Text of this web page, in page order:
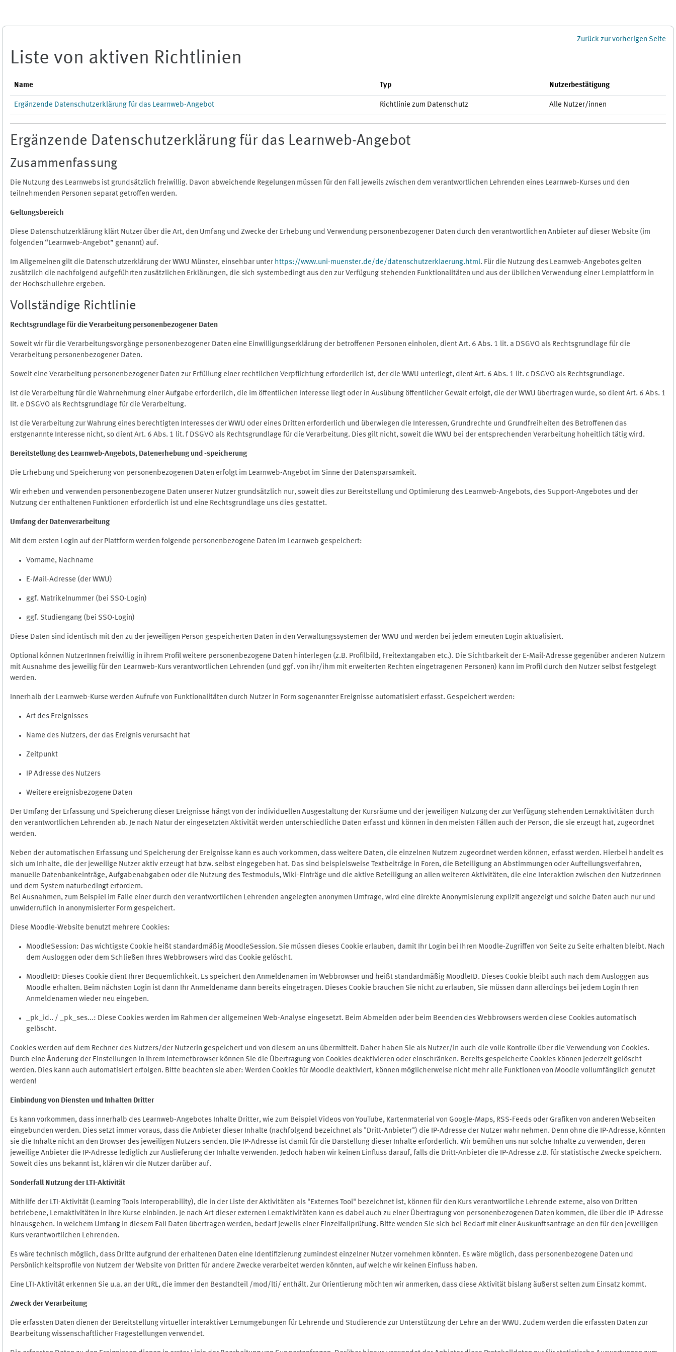
Zurück zur vorherigen Seite
Liste von aktiven Richtlinien
Name Typ Nutzerbestätigung
Ergänzende Datenschutzerklärung für das Learnweb-Angebot Richtlinie zum Datenschutz Alle Nutzer/innen
Ergänzende Datenschutzerklärung für das Learnweb-Angebot
Zusammenfassung
Die Nutzung des Learnwebs ist grundsätzlich freiwillig. Davon abweichende Regelungen müssen für den Fall jeweils zwischen dem verantwortlichen Lehrenden eines Learnweb-Kurses und den
teilnehmenden Personen separat getroffen werden.
Geltungsbereich
Diese Datenschutzerklärung klärt Nutzer über die Art, den Umfang und Zwecke der Erhebung und Verwendung personenbezogener Daten durch den verantwortlichen Anbieter auf dieser Website (im
folgenden “Learnweb-Angebot” genannt) auf.
Im Allgemeinen gilt die Datenschutzerklärung der WWU Münster, einsehbar unter https://www.uni-muenster.de/de/datenschutzerklaerung.html. Für die Nutzung des Learnweb-Angebotes gelten
zusätzlich die nachfolgend aufgeführten zusätzlichen Erklärungen, die sich systembedingt aus den zur Verfügung stehenden Funktionalitäten und aus der üblichen Verwendung einer Lernplattform in
der Hochschullehre ergeben.
Vollständige Richtlinie
Rechtsgrundlage für die Verarbeitung personenbezogener Daten
Soweit wir für die Verarbeitungsvorgänge personenbezogener Daten eine Einwilligungserklärung der betroffenen Personen einholen, dient Art. 6 Abs. 1 lit. a DSGVO als Rechtsgrundlage für die
Verarbeitung personenbezogener Daten.
Soweit eine Verarbeitung personenbezogener Daten zur Erfüllung einer rechtlichen Verpflichtung erforderlich ist, der die WWU unterliegt, dient Art. 6 Abs. 1 lit. c DSGVO als Rechtsgrundlage.
Ist die Verarbeitung für die Wahrnehmung einer Aufgabe erforderlich, die im öffentlichen Interesse liegt oder in Ausübung öffentlicher Gewalt erfolgt, die der WWU übertragen wurde, so dient Art. 6 Abs. 1
lit. e DSGVO als Rechtsgrundlage für die Verarbeitung.
Ist die Verarbeitung zur Wahrung eines berechtigten Interesses der WWU oder eines Dritten erforderlich und überwiegen die Interessen, Grundrechte und Grundfreiheiten des Betroffenen das
erstgenannte Interesse nicht, so dient Art. 6 Abs. 1 lit. f DSGVO als Rechtsgrundlage für die Verarbeitung. Dies gilt nicht, soweit die WWU bei der entsprechenden Verarbeitung hoheitlich tätig wird.
Bereitstellung des Learnweb-Angebots, Datenerhebung und -speicherung
Die Erhebung und Speicherung von personenbezogenen Daten erfolgt im Learnweb-Angebot im Sinne der Datensparsamkeit.
Wir erheben und verwenden personenbezogene Daten unserer Nutzer grundsätzlich nur, soweit dies zur Bereitstellung und Optimierung des Learnweb-Angebots, des Support-Angebotes und der
Nutzung der enthaltenen Funktionen erforderlich ist und eine Rechtsgrundlage uns dies gestattet.
Umfang der Datenverarbeitung
Mit dem ersten Login auf der Plattform werden folgende personenbezogene Daten im Learnweb gespeichert:
Vorname, Nachname
E-Mail-Adresse (der WWU)
ggf. Matrikelnummer (bei SSO-Login)
ggf. Studiengang (bei SSO-Login)
Diese Daten sind identisch mit den zu der jeweiligen Person gespeicherten Daten in den Verwaltungssystemen der WWU und werden bei jedem erneuten Login aktualisiert.
Optional können NutzerInnen freiwillig in ihrem Profil weitere personenbezogene Daten hinterlegen (z.B. Profilbild, Freitextangaben etc.). Die Sichtbarkeit der E-Mail-Adresse gegenüber anderen Nutzern
mit Ausnahme des jeweilig für den Learnweb-Kurs verantwortlichen Lehrenden (und ggf. von ihr/ihm mit erweiterten Rechten eingetragenen Personen) kann im Profil durch den Nutzer selbst festgelegt
werden.
Innerhalb der Learnweb-Kurse werden Aufrufe von Funktionalitäten durch Nutzer in Form sogenannter Ereignisse automatisiert erfasst. Gespeichert werden:
Art des Ereignisses
Name des Nutzers, der das Ereignis verursacht hat
Zeitpunkt
IP Adresse des Nutzers
Weitere ereignisbezogene Daten
Der Umfang der Erfassung und Speicherung dieser Ereignisse hängt von der individuellen Ausgestaltung der Kursräume und der jeweiligen Nutzung der zur Verfügung stehenden Lernaktivitäten durch
den verantwortlichen Lehrenden ab. Je nach Natur der eingesetzten Aktivität werden unterschiedliche Daten erfasst und können in den meisten Fällen auch der Person, die sie erzeugt hat, zugeordnet
werden.
Neben der automatischen Erfassung und Speicherung der Ereignisse kann es auch vorkommen, dass weitere Daten, die einzelnen Nutzern zugeordnet werden können, erfasst werden. Hierbei handelt es
sich um Inhalte, die der jeweilige Nutzer aktiv erzeugt hat bzw. selbst eingegeben hat. Das sind beispielsweise Textbeiträge in Foren, die Beteiligung an Abstimmungen oder Aufteilungsverfahren,
manuelle Datenbankeinträge, Aufgabenabgaben oder die Nutzung des Testmoduls, Wiki-Einträge und die aktive Beteiligung an allen weiteren Aktivitäten, die eine Interaktion zwischen den NutzerInnen
und dem System naturbedingt erfordern.
Bei Ausnahmen, zum Beispiel im Falle einer durch den verantwortlichen Lehrenden angelegten anonymen Umfrage, wird eine direkte Anonymisierung explizit angezeigt und solche Daten auch nur und
unwiderruflich in anonymisierter Form gespeichert.
Diese Moodle-Website benutzt mehrere Cookies:
MoodleSession: Das wichtigste Cookie heißt standardmäßig MoodleSession. Sie müssen dieses Cookie erlauben, damit Ihr Login bei Ihren Moodle-Zugriffen von Seite zu Seite erhalten bleibt. Nach
dem Ausloggen oder dem Schließen Ihres Webbrowsers wird das Cookie gelöscht.
MoodleID: Dieses Cookie dient Ihrer Bequemlichkeit. Es speichert den Anmeldenamen im Webbrowser und heißt standardmäßig MoodleID. Dieses Cookie bleibt auch nach dem Ausloggen aus
Moodle erhalten. Beim nächsten Login ist dann Ihr Anmeldename dann bereits eingetragen. Dieses Cookie brauchen Sie nicht zu erlauben, Sie müssen dann allerdings bei jedem Login Ihren
Anmeldenamen wieder neu eingeben.
_pk_id.. / _pk_ses...: Diese Cookies werden im Rahmen der allgemeinen Web-Analyse eingesetzt. Beim Abmelden oder beim Beenden des Webbrowsers werden diese Cookies automatisch
gelöscht.
Cookies werden auf dem Rechner des Nutzers/der Nutzerin gespeichert und von diesem an uns übermittelt. Daher haben Sie als Nutzer/in auch die volle Kontrolle über die Verwendung von Cookies.
Durch eine Änderung der Einstellungen in Ihrem Internetbrowser können Sie die Übertragung von Cookies deaktivieren oder einschränken. Bereits gespeicherte Cookies können jederzeit gelöscht
werden. Dies kann auch automatisiert erfolgen. Bitte beachten sie aber: Werden Cookies für Moodle deaktiviert, können möglicherweise nicht mehr alle Funktionen von Moodle vollumfänglich genutzt
werden!
Einbindung von Diensten und Inhalten Dritter
Es kann vorkommen, dass innerhalb des Learnweb-Angebotes Inhalte Dritter, wie zum Beispiel Videos von YouTube, Kartenmaterial von Google-Maps, RSS-Feeds oder Grafiken von anderen Webseiten
eingebunden werden. Dies setzt immer voraus, dass die Anbieter dieser Inhalte (nachfolgend bezeichnet als "Dritt-Anbieter") die IP-Adresse der Nutzer wahr nehmen. Denn ohne die IP-Adresse, könnten
sie die Inhalte nicht an den Browser des jeweiligen Nutzers senden. Die IP-Adresse ist damit für die Darstellung dieser Inhalte erforderlich. Wir bemühen uns nur solche Inhalte zu verwenden, deren
jeweilige Anbieter die IP-Adresse lediglich zur Auslieferung der Inhalte verwenden. Jedoch haben wir keinen Einfluss darauf, falls die Dritt-Anbieter die IP-Adresse z.B. für statistische Zwecke speichern.
Soweit dies uns bekannt ist, klären wir die Nutzer darüber auf.
Sonderfall Nutzung der LTI-Aktivität
Mithilfe der LTI-Aktivität (Learning Tools Interoperability), die in der Liste der Aktivitäten als "Externes Tool" bezeichnet ist, können für den Kurs verantwortliche Lehrende externe, also von Dritten
betriebene, Lernaktivitäten in ihre Kurse einbinden. Je nach Art dieser externen Lernaktivitäten kann es dabei auch zu einer Übertragung von personenbezogenen Daten kommen, die über die IP-Adresse
hinausgehen. In welchem Umfang in diesem Fall Daten übertragen werden, bedarf jeweils einer Einzelfallprüfung. Bitte wenden Sie sich bei Bedarf mit einer Auskunftsanfrage an den für den jeweiligen
Kurs verantwortlichen Lehrenden.
Es wäre technisch möglich, dass Dritte aufgrund der erhaltenen Daten eine Identifizierung zumindest einzelner Nutzer vornehmen könnten. Es wäre möglich, dass personenbezogene Daten und
Persönlichkeitsprofile von Nutzern der Website von Dritten für andere Zwecke verarbeitet werden könnten, auf welche wir keinen Einfluss haben.
Eine LTI-Aktivität erkennen Sie u.a. an der URL, die immer den Bestandteil /mod/lti/ enthält. Zur Orientierung möchten wir anmerken, dass diese Aktivität bislang äußerst selten zum Einsatz kommt.
Zweck der Verarbeitung
Die erfassten Daten dienen der Bereitstellung virtueller interaktiver Lernumgebungen für Lehrende und Studierende zur Unterstützung der Lehre an der WWU. Zudem werden die erfassten Daten zur
Bearbeitung wissenschaftlicher Fragestellungen verwendet.